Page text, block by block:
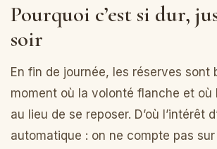
Pourquoi c’est si dur,
soir
En fin de journée, les réserves sont
moment où la volonté flanche et où
au lieu de se reposer. D’où l’intérêt
automatique : on ne compte pas